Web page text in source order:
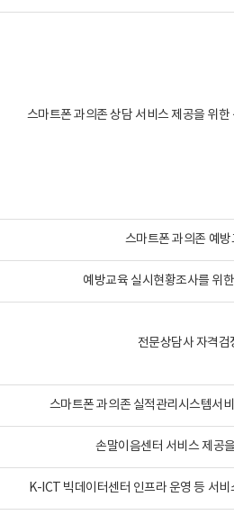
스마트폰 과의존 상담 서비스 제공을 위한
스마트폰 과의존 예방
예방교육 실시현황조사를 위
전문상담사 자격검
스마트폰 과의존 실적관리시스템서
손말이음센터 서비스 제공
K-ICT 빅데이터센터 인프라 운영 등 서비